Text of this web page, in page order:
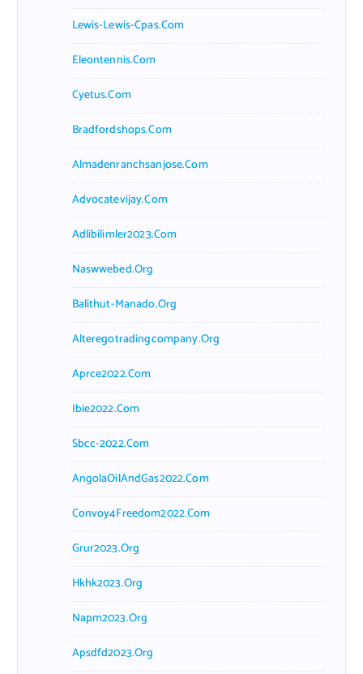
Lewis-Lewis-Cpas.com
Eleontennis.com
Cyetus.com
Bradfordshops.com
Almadenranchsanjose.com
Advocatevijay.com
Adlibilimler2023.com
Naswwebed.org
Balithut-Manado.org
Alteregotradingcompany.org
Aprce2022.com
Ibie2022.com
Sbcc-2022.com
AngolaOilAndGas2022.com
Convoy4Freedom2022.com
Grur2023.org
Hkhk2023.org
Napm2023.org
Apsdfd2023.org